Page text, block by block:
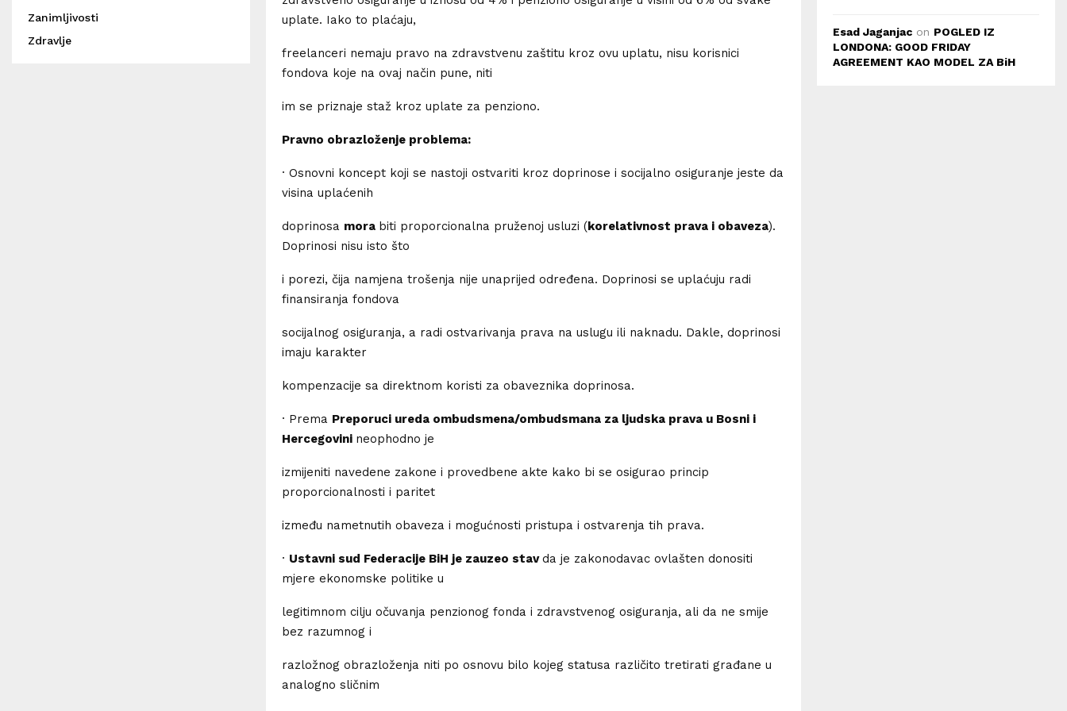
uplate. Iako to plaćaju,
freelanceri nemaju pravo na zdravstvenu zaštitu kroz ovu uplatu, nisu korisnici
fondova koje na ovaj način pune, niti
im se priznaje staž kroz uplate za penziono.
Pravno obrazloženje problema:
· Osnovni koncept koji se nastoji ostvariti kroz doprinose i socijalno osiguranje jeste da
visina uplaćenih
doprinosa mora biti proporcionalna pruženoj usluzi (korelativnost prava i obaveza).
Doprinosi nisu isto što
i porezi, čija namjena trošenja nije unaprijed određena. Doprinosi se uplaćuju radi
finansiranja fondova
socijalnog osiguranja, a radi ostvarivanja prava na uslugu ili naknadu. Dakle, doprinosi
imaju karakter
kompenzacije sa direktnom koristi za obaveznika doprinosa.
· Prema Preporuci ureda ombudsmena/ombudsmana za ljudska prava u Bosni i
Hercegovini neophodno je
izmijeniti navedene zakone i provedbene akte kako bi se osigurao princip
proporcionalnosti i paritet
između nametnutih obaveza i mogućnosti pristupa i ostvarenja tih prava.
· Ustavni sud Federacije BiH je zauzeo stavda je zakonodavac ovlašten donositi
mjere ekonomske politike u
legitimnom cilju očuvanja penzionog fonda i zdravstvenog osiguranja, ali da ne smije
bez razumnog i
razložnog obrazloženja niti po osnovu bilo kojeg statusa različito tretirati građane u
analogno sličnim
Zanimljivosti
Zdravlje
Esad Jaganjac on POGLED IZ
LONDONA: GOOD FRIDAY
AGREEMENT KAO MODEL ZA BiH